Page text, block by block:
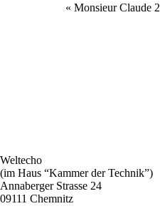
Veranstaltung
« Monsieur Claude 2
Weltecho
(im Haus “Kammer der Technik”)
Annaberger Strasse 24
09111 Chemnitz